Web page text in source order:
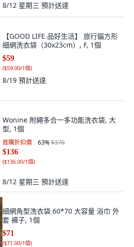
8/12 星期三 預計送達
【GOOD LIFE 品好生活】 旅行貓方形
細網洗衣袋（30x23cm）, F, 1個
$59
($59.00/1個)
8/19 預計送達
Wonine 附繩多合一多功能洗衣袋, 大
型, 1個
首購折扣價 63%$376
$136
($136.00/1個)
8/12 星期三 預計送達
細網角型洗衣袋 60*70 大容量 浴巾 外
套 褲子, 1個
$71
($71.00/1個)